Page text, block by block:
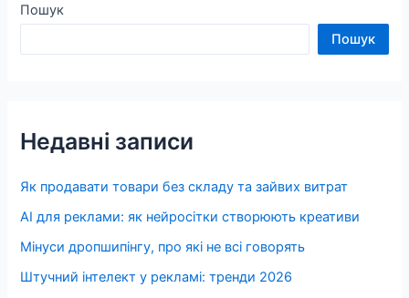
Пошук
Пошук
Недавні записи
Як продавати товари без складу та зайвих витрат
AI для реклами: як нейросітки створюють креативи
Мінуси дропшипінгу, про які не всі говорять
Штучний інтелект у рекламі: тренди 2026